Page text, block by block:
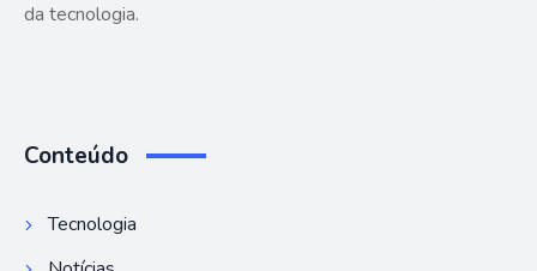
da tecnologia.
Conteúdo
Tecnologia